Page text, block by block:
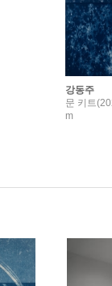
강동주
문 키트
m